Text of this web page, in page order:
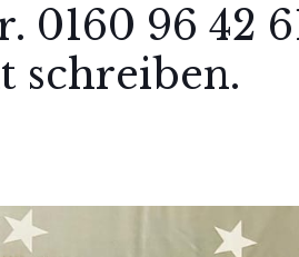
0160 96 42
schreiben.